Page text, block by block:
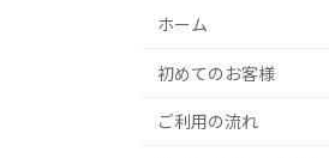
ホーム
初めてのお客様
ご利用の流れ